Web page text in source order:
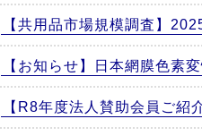
【共用品市場規模調査】
【お知らせ】日本網膜色素
【R8年度法人賛助会員ご紹